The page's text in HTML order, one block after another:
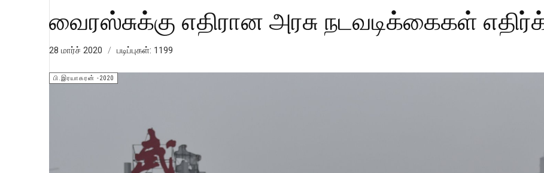
வைரஸ்சுக்கு எதிரான அரசு நடவடிக்கைகள்
28 மார்ச் 2020 படிப்புகள்: 1199
பி.இரயாகரன் -2020